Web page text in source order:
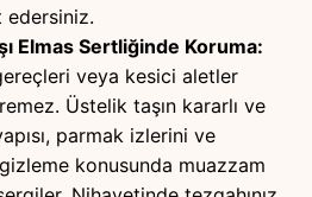
edersiniz.
Elmas Sertliğinde Koruma:
veya kesici aletler
Üstelik taşın kararlı ve
parmak izlerini ve
konusunda muazzam